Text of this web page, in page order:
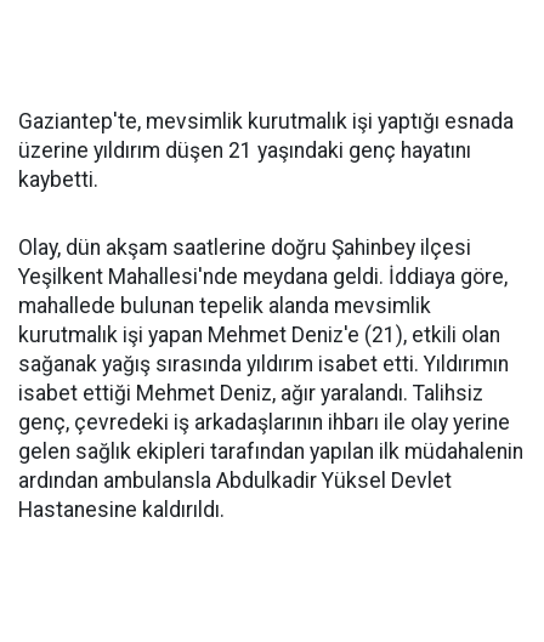
Gaziantep'te, mevsimlik kurutmalık işi yaptığı esnada
üzerine yıldırım düşen 21 yaşındaki genç hayatını
kaybetti.
Olay, dün akşam saatlerine doğru Şahinbey ilçesi
Yeşilkent Mahallesi'nde meydana geldi. İddiaya göre,
mahallede bulunan tepelik alanda mevsimlik
kurutmalık işi yapan Mehmet Deniz'e (21), etkili olan
sağanak yağış sırasında yıldırım isabet etti. Yıldırımın
isabet ettiği Mehmet Deniz, ağır yaralandı. Talihsiz
genç, çevredeki iş arkadaşlarının ihbarı ile olay yerine
gelen sağlık ekipleri tarafından yapılan ilk müdahalenin
ardından ambulansla Abdulkadir Yüksel Devlet
Hastanesine kaldırıldı.